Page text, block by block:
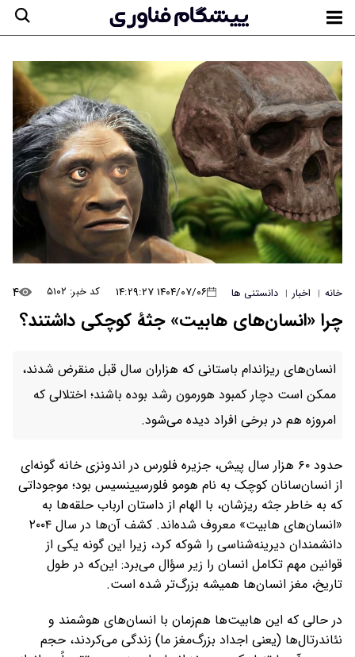
خانه | اخبار | دانستنی ها ۱۴۰۴/۰۷/۰۶ ۱۴:۲۹:۲۷ کد خبر: ۵۱۰۲ ۴
چرا «انسان‌های هابیت» جثۀ کوچکی داشتند؟
انسان‌های ریزاندام باستانی که هزاران سال قبل منقرض شدند،
ممکن است دچار کمبود هورمون رشد بوده باشند؛ اختلالی که
امروزه هم در برخی افراد دیده می‌شود.
حدود ۶۰ هزار سال پیش، جزیره فلورس در اندونزی خانه گونه‌ای
از انسان‌سانان کوچک به نام هومو فلورسیینسیس بود؛ موجوداتی
که به خاطر جثه ریزشان، با الهام از داستان ارباب حلقه‌ها به
«انسان‌های هابیت» معروف شده‌اند. کشف آن‌ها در سال ۲۰۰۴
دانشمندان دیرینه‌شناسی را شوکه کرد، زیرا این گونه یکی از
قوانین مهم تکامل انسان را زیر سؤال می‌برد: این‌که در طول
تاریخ، مغز انسان‌ها همیشه بزرگ‌تر شده است.
در حالی که این هابیت‌ها هم‌زمان با انسان‌های هوشمند و
نئاندرتال‌ها (یعنی اجداد بزرگ‌مغز ما) زندگی می‌کردند، حجم